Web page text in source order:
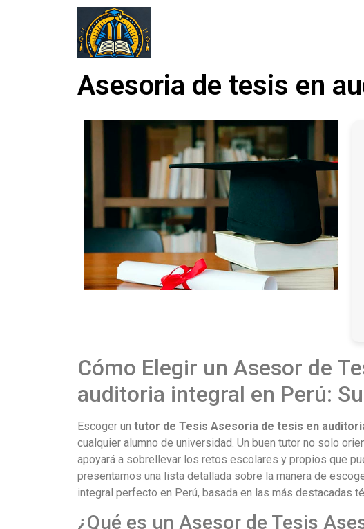
Asesoria de tesis en
Cómo Elegir un Asesor de
auditoria integral en Perú:
Escoger un tutor de Tesis Asesoria de tesis en
cualquier alumno de universidad. Un buen tutor no solo
apoyará a sobrellevar los retos escolares y propios que
presentamos una lista detallada sobre la manera de
integral perfecto en Perú, basada en las más destacadas
¿Qué es un Asesor de Tesis